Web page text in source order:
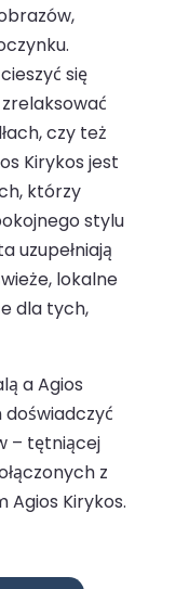
się
czy też
Kirykos jest
którzy
stylu
uzupełniają
lokalne
dla tych,
a Agios
– tętniącej
z
Kirykos.